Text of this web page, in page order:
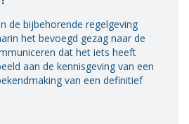
de bijbehorende regelgeving
het bevoegd gezag naar de
dat het iets heeft
aan de kennisgeving van een
van een definitief